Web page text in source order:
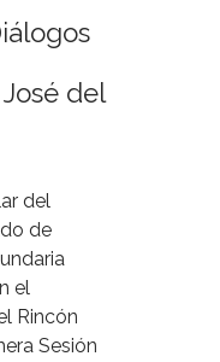
del
del
de
el
Rincón
Sesión